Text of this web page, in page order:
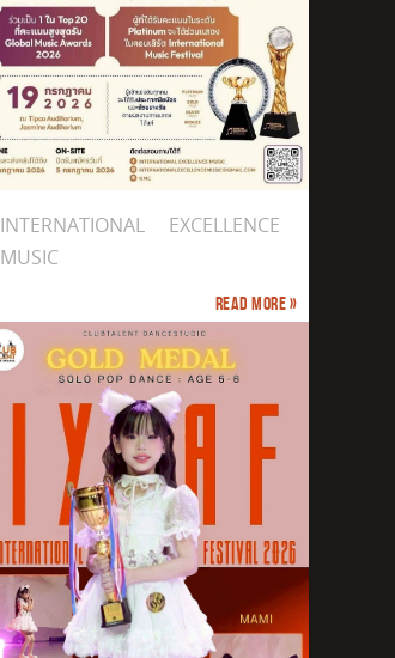
INTERNATIONAL EXCELLENCE
MUSIC
Read more »